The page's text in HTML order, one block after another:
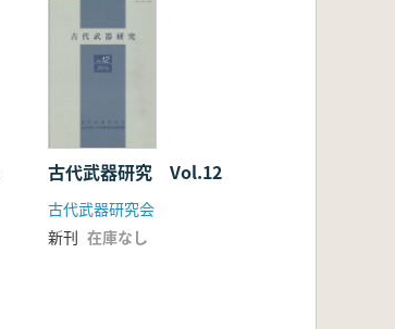
古代武器研究 Vol.12
古代武器研究会
新刊 在庫なし